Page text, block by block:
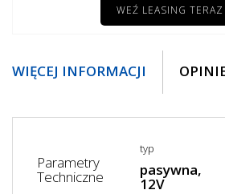
WEŹ LEASING TERAZ
WIĘCEJ INFORMACJI
Parametry
Techniczne
typ
pasywna,
12V